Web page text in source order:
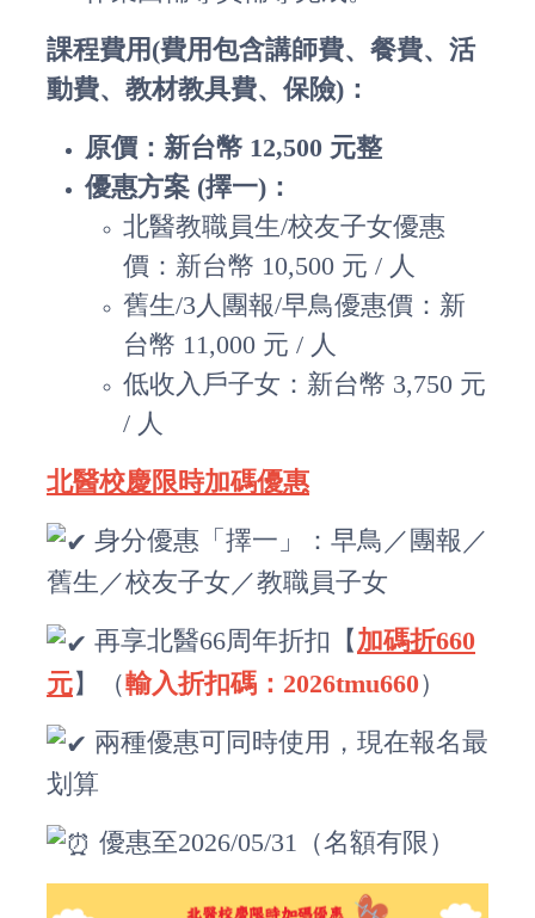
課程費用(費用包含講師費、餐費、活
動費、教材教具費、保險)：
原價：新台幣 12,500 元整
優惠方案 (擇一)：
北醫教職員生/校友子女優惠
價：新台幣 10,500 元 / 人
舊生/3人團報/早鳥優惠價：新
台幣 11,000 元 / 人
低收入戶子女：新台幣 3,750 元
/ 人
北醫校慶限時加碼優惠
身分優惠「擇一」：早鳥／團報／
舊生／校友子女／教職員子女
再享北醫66周年折扣【加碼折660
元】（輸入折扣碼：2026tmu660）
兩種優惠可同時使用，現在報名最
划算
優惠至2026/05/31（名額有限）